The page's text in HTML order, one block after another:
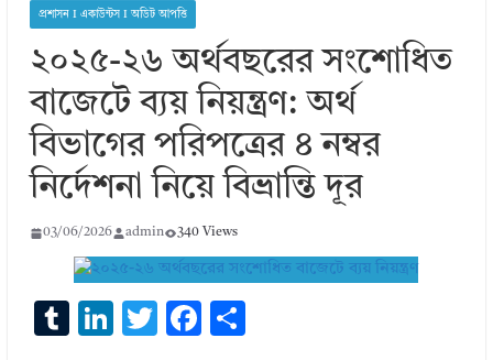
প্রশাসন I একাউন্টস I অডিট আপত্তি
২০২৫-২৬ অর্থবছরের সংশোধিত
বাজেটে ব্যয় নিয়ন্ত্রণ: অর্থ
বিভাগের পরিপত্রের ৪ নম্বর
নির্দেশনা নিয়ে বিভ্রান্তি দূর
03/06/2026 admin 340 Views
T
Li
T
F